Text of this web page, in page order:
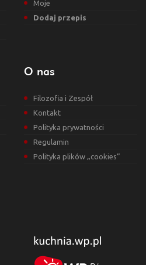
Moje
Dodaj przepis
O nas
Filozofia i Zespół
Kontakt
Polityka prywatności
Regulamin
Polityka plików „cookies”